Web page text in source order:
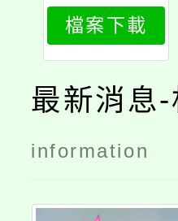
檔案下載
最新消息
information